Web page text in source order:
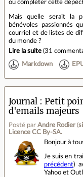
ou compléter cette
Mais quelle serait la
bénévoles passionnés
courriel et de listes de
du monde ?
Lire la suite (31
Markdown
Journal
Petit
d'emails majeurs
Posté par Andre Rodier (
Licence CC By‑SA.
Bonjour à
Je suis en
précédent)
Yahoo et